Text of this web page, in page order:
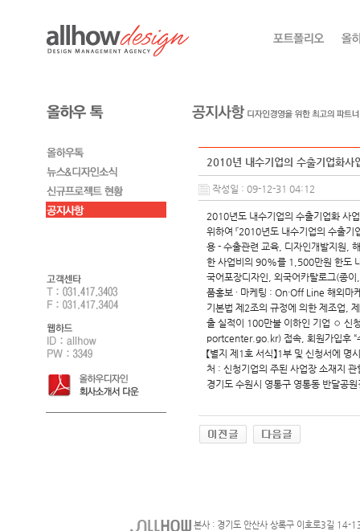
2010년 내수기업의 수출기업화사
작성일 : 09-12-31 04:12
2010년도 내수기업의 수출기업화 사
위하여 『2010년도 내수기업의 수출
용 - 수출관련 교육, 디자인개발지원,
한 사업비의 90%를 1,500만원 한도
국어포장디자인, 외국어카탈로그(종
품홍보 ∙ 마케팅 : On·Off Line 해외
기본법 제2조의 규정에 의한 제조업,
출 실적이 100만불 이하인 기업 ◦
portcenter.go.kr) 접속, 회원가입후 “
【별지 제1호 서식】1부 및 신청서에
처 : 신청기업의 주된 사업장 소재지
경기도 수원시 영통구 영통동 반달공
본사 : 경기도 안산사 상록구 이호로3길 14-